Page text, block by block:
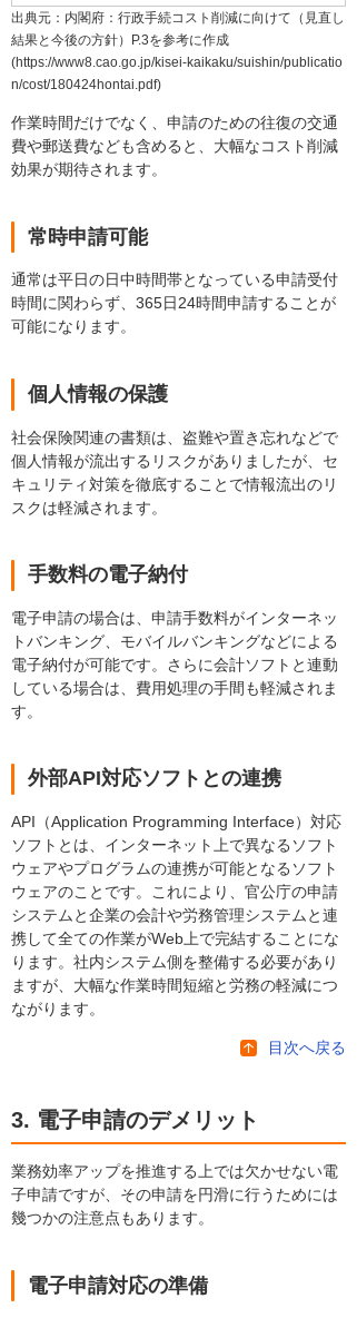
出典元：内閣府：行政手続コスト削減に向けて（見直し
結果と今後の方針）P.3を参考に作成
(https://www8.cao.go.jp/kisei-kaikaku/suishin/publicatio
n/cost/180424hontai.pdf)
作業時間だけでなく、申請のための往復の交通
費や郵送費なども含めると、大幅なコスト削減
効果が期待されます。
常時申請可能
通常は平日の日中時間帯となっている申請受付
時間に関わらず、365日24時間申請することが
可能になります。
個人情報の保護
社会保険関連の書類は、盗難や置き忘れなどで
個人情報が流出するリスクがありましたが、セ
キュリティ対策を徹底することで情報流出のリ
スクは軽減されます。
手数料の電子納付
電子申請の場合は、申請手数料がインターネッ
トバンキング、モバイルバンキングなどによる
電子納付が可能です。さらに会計ソフトと連動
している場合は、費用処理の手間も軽減されま
す。
外部API対応ソフトとの連携
API（Application Programming Interface）対応
ソフトとは、インターネット上で異なるソフト
ウェアやプログラムの連携が可能となるソフト
ウェアのことです。これにより、官公庁の申請
システムと企業の会計や労務管理システムと連
携して全ての作業がWeb上で完結することにな
ります。社内システム側を整備する必要があり
ますが、大幅な作業時間短縮と労務の軽減につ
ながります。
目次へ戻る
3. 電子申請のデメリット
業務効率アップを推進する上では欠かせない電
子申請ですが、その申請を円滑に行うためには
幾つかの注意点もあります。
電子申請対応の準備